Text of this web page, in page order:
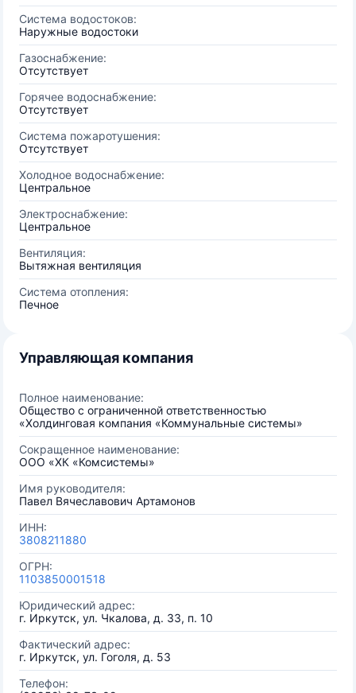
Система водостоков:
Наружные водостоки
Газоснабжение:
Отсутствует
Горячее водоснабжение:
Отсутствует
Система пожаротушения:
Отсутствует
Холодное водоснабжение:
Центральное
Электроснабжение:
Центральное
Вентиляция:
Вытяжная вентиляция
Система отопления:
Печное
Управляющая компания
Полное наименование:
Общество с ограниченной ответственностью
«Холдинговая компания «Коммунальные системы»
Сокращенное наименование:
ООО «ХК «Комсистемы»
Имя руководителя:
Павел Вячеславович Артамонов
ИНН:
3808211880
ОГРН:
1103850001518
Юридический адрес:
г. Иркутск, ул. Чкалова, д. 33, п. 10
Фактический адрес:
г. Иркутск, ул. Гоголя, д. 53
Телефон: